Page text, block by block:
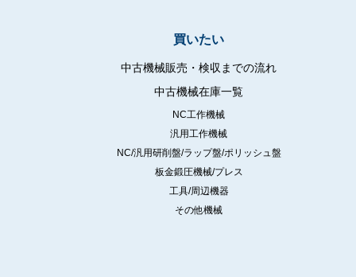
買いたい
中古機械販売・検収までの流れ
中古機械在庫一覧
NC工作機械
汎用工作機械
NC/汎用研削盤/ラップ盤/ポリッシュ盤
板金鍛圧機械/プレス
工具/周辺機器
その他機械